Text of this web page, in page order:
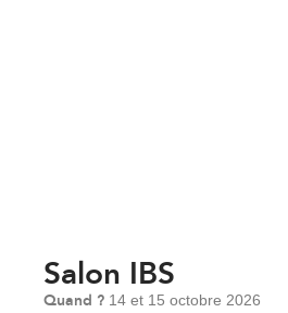
Salon IBS
Quand ? 14 et 15 octobre 2026